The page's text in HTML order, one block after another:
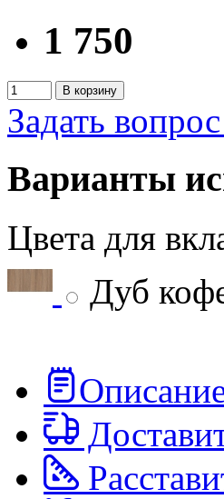
1 750
В корзину
Задать
Варианты
Цвета для
Дуб